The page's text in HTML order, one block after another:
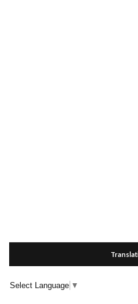
Select Language ▼